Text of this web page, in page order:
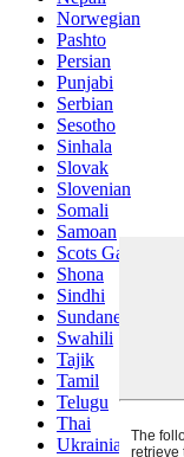
Norwegian
Pashto
Persian
Punjabi
Serbian
Sesotho
Sinhala
Slovak
Slovenian
Somali
Samoan
Scots Gaelic
Shona
Sindhi
Sundanese
Swahili
Tajik
Tamil
Telugu
Thai
Ukrainian